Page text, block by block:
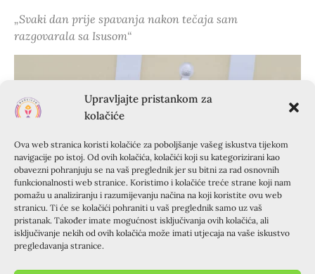
Upravljajte pristankom za
kolačiće
Ova web stranica koristi kolačiće za poboljšanje vašeg iskustva tijekom
navigacije po istoj. Od ovih kolačića, kolačići koji su kategorizirani kao
obavezni pohranjuju se na vaš preglednik jer su bitni za rad osnovnih
funkcionalnosti web stranice. Koristimo i kolačiće treće strane koji nam
pomažu u analiziranju i razumijevanju načina na koji koristite ovu web
stranicu. Ti će se kolačići pohraniti u vaš preglednik samo uz vaš
pristanak. Također imate mogućnost isključivanja ovih kolačića, ali
isključivanje nekih od ovih kolačića može imati utjecaja na vaše iskustvo
pregledavanja stranice.
„Svaki dan prije spavanja nakon tečaja sam
razgovarala sa Isusom“